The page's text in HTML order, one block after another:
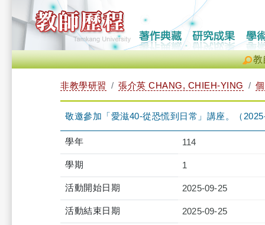
教
非教學研習 張介英 CHANG, CHIEH-YING
敬邀參加「愛滋40-從恐慌到日常」講座。（
學年 114
學期 1
活動開始日期 2025-09-25
活動結束日期 2025-09-25